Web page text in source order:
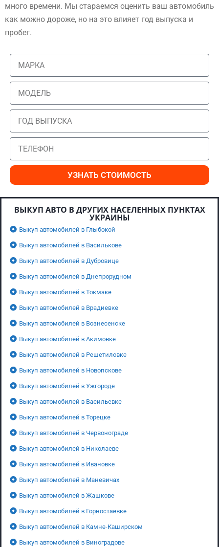
много времени. Мы стараемся оценить ваш автомобиль
как можно дороже, но на это влияет год выпуска и
пробег.
УЗНАТЬ СТОИМОСТЬ
ВЫКУП АВТО В ДРУГИХ НАСЕЛЕННЫХ ПУНКТАХ
УКРАИНЫ
Выкуп автомобилей в Глыбокой
Выкуп автомобилей в Василькове
Выкуп автомобилей в Дубровице
Выкуп автомобилей в Днепрорудном
Выкуп автомобилей в Токмаке
Выкуп автомобилей в Врадиевке
Выкуп автомобилей в Вознесенске
Выкуп автомобилей в Акимовке
Выкуп автомобилей в Решетиловке
Выкуп автомобилей в Новопскове
Выкуп автомобилей в Ужгороде
Выкуп автомобилей в Васильевке
Выкуп автомобилей в Торецке
Выкуп автомобилей в Червонограде
Выкуп автомобилей в Николаеве
Выкуп автомобилей в Ивановке
Выкуп автомобилей в Маневичах
Выкуп автомобилей в Жашкове
Выкуп автомобилей в Горностаевке
Выкуп автомобилей в Камне-Каширском
Выкуп автомобилей в Виноградове